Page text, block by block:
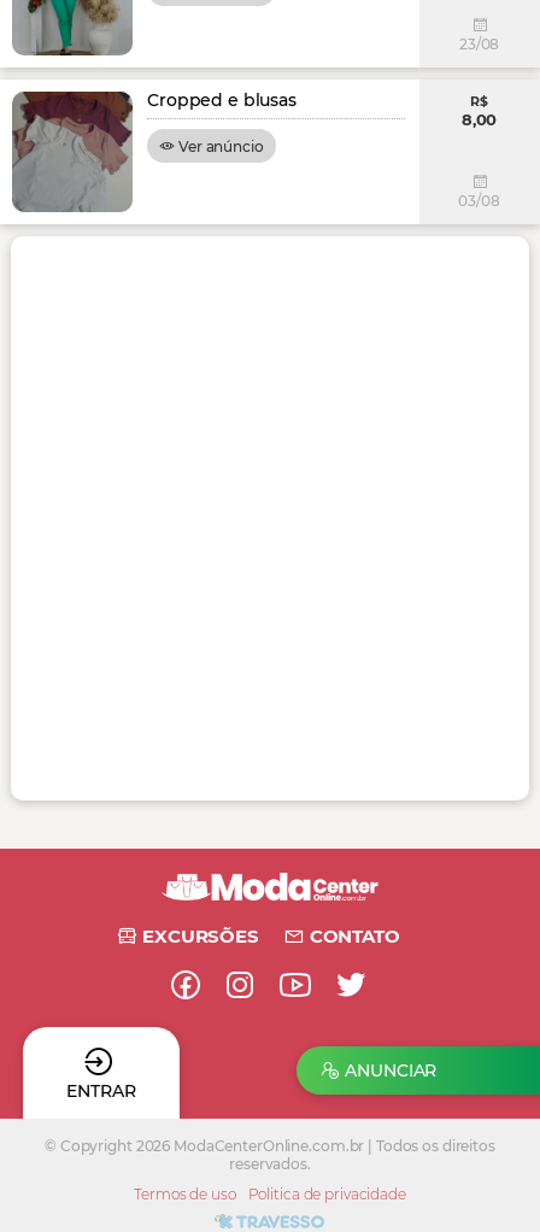
23/08
Cropped e blusas
Ver anúncio
R$
8,00
03/08
EXCURSÕES CONTATO
ENTRAR
ANUNCIAR
© Copyright 2026 ModaCenterOnline.com.br | Todos os direitos
reservados.
Termos de uso
Politica de privacidade